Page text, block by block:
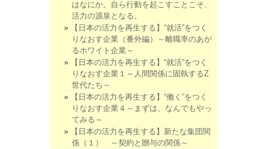
はなにか。自ら行動を起こすことこそ、
活力の源泉となる。
【日本の活力を再生する】“就活”をつく
りなおす企業（番外編）～離職率のあが
るホワイト企業～
【日本の活力を再生する】“就活”をつく
りなおす企業１～人間関係に固執するZ
世代たち～
【日本の活力を再生する】“働く”をつく
りなおす企業４～まずは、なんでもやっ
てみる～
【日本の活力を再生する】新たな集団関
係（１） ～契約と贈与の関係～